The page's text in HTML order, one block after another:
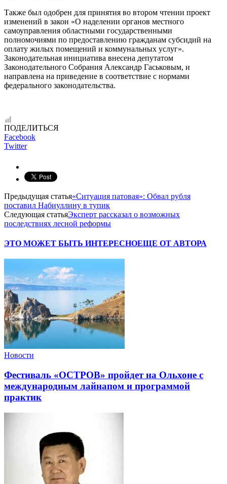
Также был одобрен для принятия во втором чтении проект
изменений в закон «О наделении органов местного
самоуправления областными государственными
полномочиями по предоставлению гражданам субсидий на
оплату жилых помещений и коммунальных услуг».
Законодательная инициатива внесена депутатом
Законодательного Собрания Александр Гаськовым, и
направлена на приведение в соответствие с нормами
федерального законодательства.
ПОДЕЛИТЬСЯ
Facebook
Twitter
Предыдущая статья«Ситуация патовая»: Обвал рубля
поставил Набиуллину в тупик
Следующая статьяЭксперт рассказал о возможных
последствиях лесной реформы
ЭТО МОЖЕТ БЫТЬ ИНТЕРЕСНОЕЩЕ ОТ АВТОРА
Новости
Фестиваль «ОСТРОВ» пройдет на Ольхоне с
международным лайнапом и программой
практик